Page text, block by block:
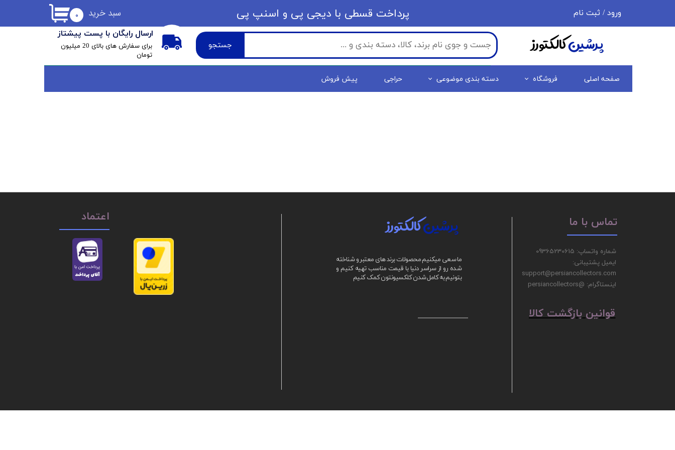
جستجو
ارسال رایگان با پست پیشتاز
​برای سفارش های بالای 20 میلیون
تومان
۰ سبد خرید ورود / ثبت نام
حساب کاربری من
تغییر گذر واژه
سفارشات
خروج از حساب کاربری
​​پرداخت قسطی با دیجی پی ​​​​​​​و اسنپ پی
صفحه اصلی فروشگاه دسته بندی موضوعی حراجی پیش فروش
پرشینکالکتورز
ما سعی میکنیم محصولات برند های معتبر و شناخته
شده رو از سراسر دنیا با قیمت مناسب تهیه کنیم و
بتونیم به کامل شدن کلکسیونتون کمک کنیم
پرشینکالکتورز
شماره واتساپ: 09365230615
ایمیل پشتیبانی:
اینستاگرام: @persiancollectors
تماس با ما اعتماد
ق​​​​​​​وانین بازگشت کالا